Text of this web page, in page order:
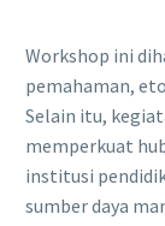
Workshop ini
pemahaman,
Selain itu,
memperkuat
institusi
sumber daya